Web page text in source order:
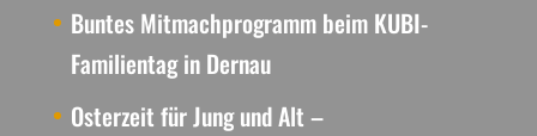
Buntes Mitmachprogramm beim KUBI-
Familientag in Dernau
Osterzeit für Jung und Alt –